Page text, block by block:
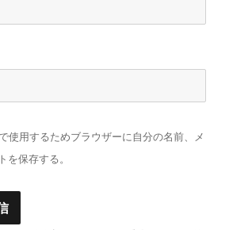
使用するためブラウザーに自分の名前、メ
を保存する。